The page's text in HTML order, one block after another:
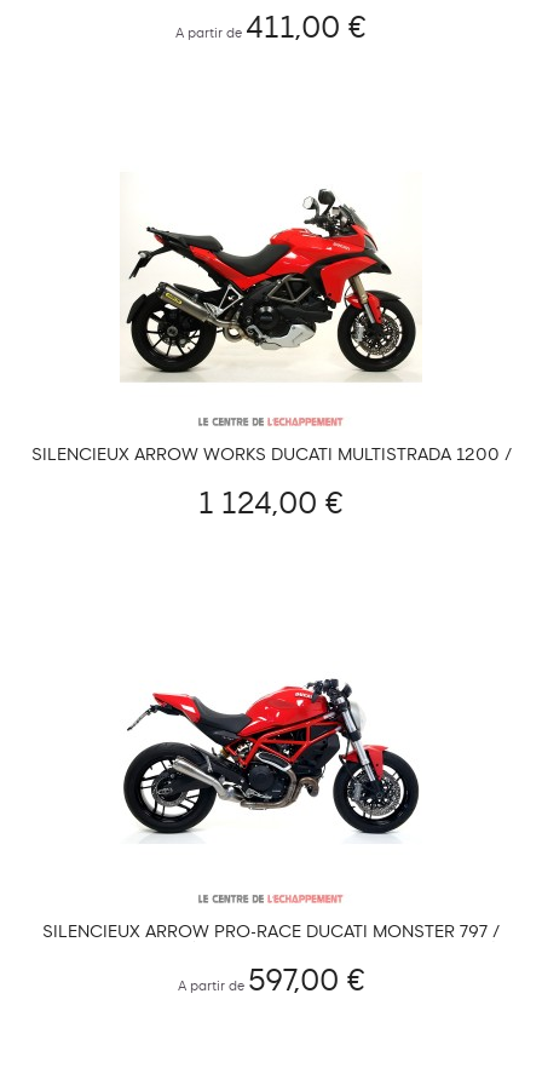
A partir de 411,00 €
SILENCIEUX ARROW WORKS DUCATI MULTISTRADA 1200 /
1 124,00 €
SILENCIEUX ARROW PRO-RACE DUCATI MONSTER 797 /
2017-2020
A partir de 597,00 €